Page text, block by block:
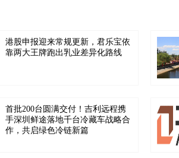
港股申报迎来常规更新，君乐宝依
靠两大王牌跑出乳业差异化路线
首批200台圆满交付！吉利远程携
手深圳鲜途落地千台冷藏车战略合
作，共启绿色冷链新篇